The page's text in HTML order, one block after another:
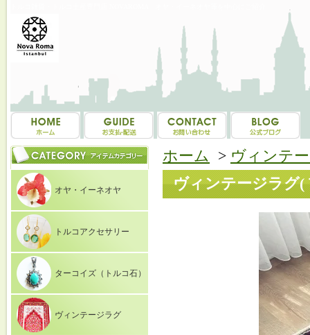
オヤ・イーネオヤ
トルコアクセサリー
ターコイズ（トルコ石）
ヴィンテージラグ
ホーム > ヴィンテ
ヴィンテージラグ